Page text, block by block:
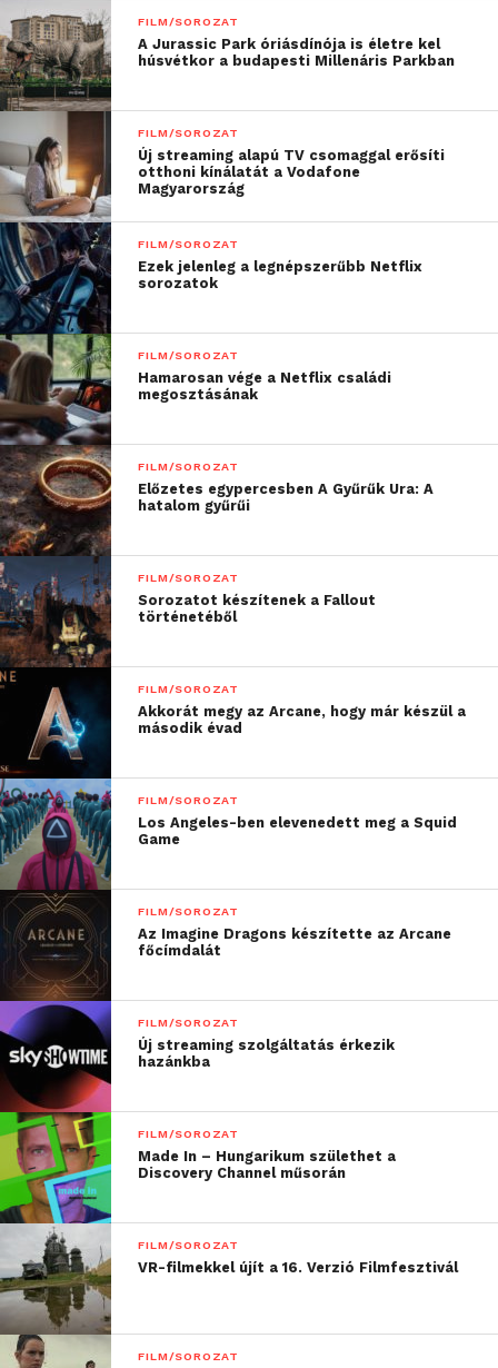
a megértés, a
kapcsolódás határai?
Bele lehet-e bújni
egymás bőrébe? Lehet-e
tanulni a múltból?
Életem
legmeghatározóbb
próbafolyamata volt –
ezen keresztül szól ez a
film a XX. századi
történelemről,
veszteségekről, a tánc
erejéről, az öregedő
testről, a szerelemről,
egy 60 éven átívelő
különleges kapcsolatról,
és az élet elfelejtett
értékéről.”
Szabó Réka
FILM/SOROZAT
A Jurassic Park óriásdínója is életre kel
húsvétkor a budapesti Millenáris Parkban
FILM/SOROZAT
Új streaming alapú TV csomaggal erősíti
otthoni kínálatát a Vodafone
Magyarország
FILM/SOROZAT
Ezek jelenleg a legnépszerűbb Netflix
sorozatok
FILM/SOROZAT
Hamarosan vége a Netflix családi
megosztásának
FILM/SOROZAT
Előzetes egypercesben A Gyűrűk Ura: A
hatalom gyűrűi
FILM/SOROZAT
Sorozatot készítenek a Fallout
történetéből
FILM/SOROZAT
Akkorát megy az Arcane, hogy már készül a
második évad
FILM/SOROZAT
Los Angeles-ben elevenedett meg a Squid
Game
FILM/SOROZAT
Az Imagine Dragons készítette az Arcane
főcímdalát
FILM/SOROZAT
Új streaming szolgáltatás érkezik
hazánkba
FILM/SOROZAT
Made In – Hungarikum születhet a
Discovery Channel műsorán
FILM/SOROZAT
VR-filmekkel újít a 16. Verzió Filmfesztivál
FILM/SOROZAT